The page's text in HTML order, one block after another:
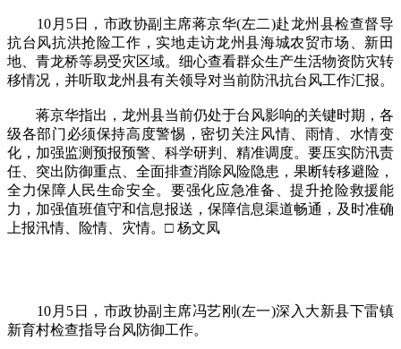
10月5日，市政协副主席蒋京华(左二)赴龙州县检查督导
抗台风抗洪抢险工作，实地走访龙州县海城农贸市场、新田
地、青龙桥等易受灾区域。细心查看群众生产生活物资防灾转
移情况，并听取龙州县有关领导对当前防汛抗台风工作汇报。
蒋京华指出，龙州县当前仍处于台风影响的关键时期，各
级各部门必须保持高度警惕，密切关注风情、雨情、水情变
化，加强监测预报预警、科学研判、精准调度。要压实防汛责
任、突出防御重点、全面排查消除风险隐患，果断转移避险，
全力保障人民生命安全。要强化应急准备、提升抢险救援能
力，加强值班值守和信息报送，保障信息渠道畅通，及时准确
上报汛情、险情、灾情。□ 杨文凤
10月5日，市政协副主席冯艺刚(左一)深入大新县下雷镇
新育村检查指导台风防御工作。